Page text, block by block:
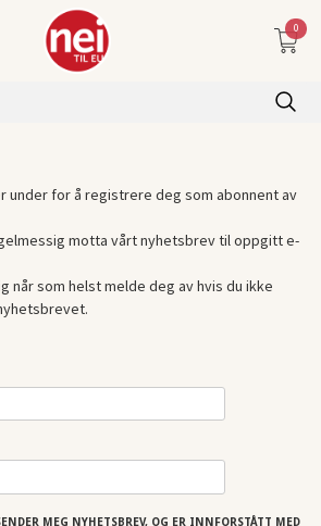
0
under for å registrere deg som abonnent av
motta vårt nyhetsbrev til oppgitt e-
når som helst melde deg av hvis du ikke
MEG NYHETSBREV, OG ER INNFORSTÅTT MED